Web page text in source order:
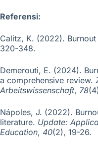
Referensi:
Calitz, K. (2022).
320-348.
Demerouti, E. (2024).
a comprehensive review.
Arbeitswissenschaft, 78
Nápoles, J. (2022).
literature. Update:
Education, 40(2), 19-26.